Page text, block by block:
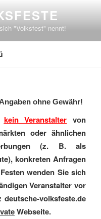
"Volksfest" nennt!
ohne Gewähr!
kein Veranstalter von
oder ähnlichen
(z. B. als
konkreten Anfragen
wenden Sie sich
Veranstalter vor
volksfeste.de
Webseite.